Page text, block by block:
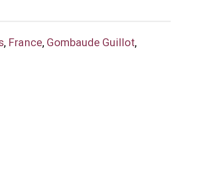
, France, Gombaude Guillot,